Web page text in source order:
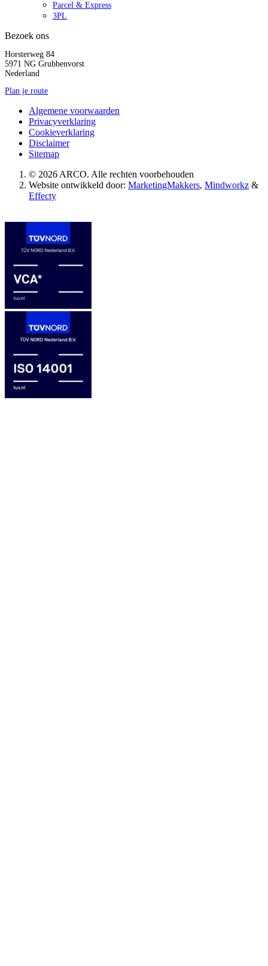
Parcel & Express
3PL
Bezoek ons
Horsterweg 84
5971 NG Grubbenvorst
Nederland
Plan je route
Algemene voorwaarden
Privacyverklaring
Cookieverklaring
Disclaimer
Sitemap
© 2026 ARCO. Alle rechten voorbehouden
Website ontwikkeld door: MarketingMakkers, Mindworkz &
Effecty